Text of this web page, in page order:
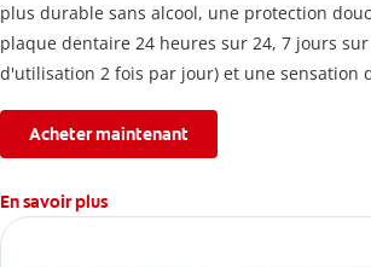
plus durable sans alcool, une protection
plaque dentaire 24 heures sur 24, 7 jours sur
d'utilisation 2 fois par jour) et une sensation
Acheter maintenant
En savoir plus